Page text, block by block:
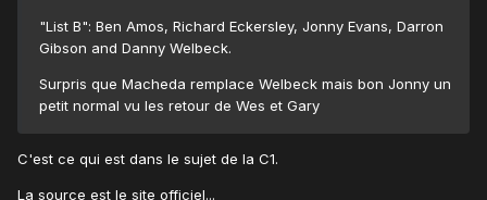
"List B": Ben Amos, Richard Eckersley, Jonny Evans, Darron
Gibson and Danny Welbeck.
Surpris que Macheda remplace Welbeck mais bon Jonny un
petit normal vu les retour de Wes et Gary
C'est ce qui est dans le sujet de la C1.
La source est le site officiel...